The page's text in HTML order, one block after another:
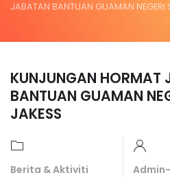
JABATAN BANTUAN GUAMAN NEGERI
KUNJUNGAN HORMAT
BANTUAN GUAMAN
JAKESS
Berita & Aktiviti